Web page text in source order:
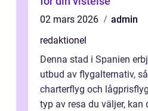
02 mars 2026
admin
redaktionel
Denna stad i Spanien
utbud av flygalternativ,
charterflyg och
typ av resa du väljer,